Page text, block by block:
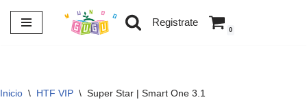
Saltar
Registrate
0
Inicio \ HTF VIP \ Super Star | Smart One 3.1